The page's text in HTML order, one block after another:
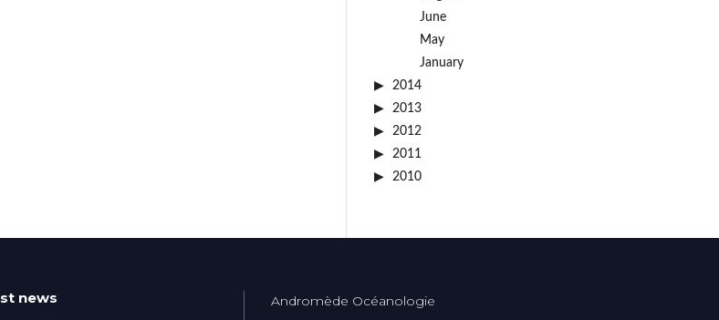
June
May
January
2014
2013
2012
2011
2010
news Andromède Océanologie